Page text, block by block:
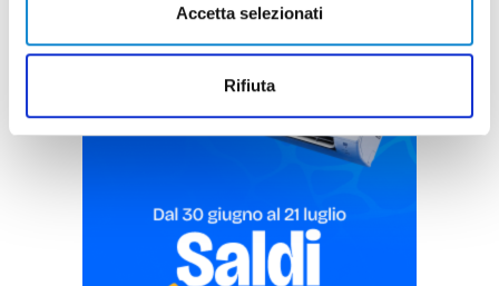
Accetta selezionati
Rifiuta